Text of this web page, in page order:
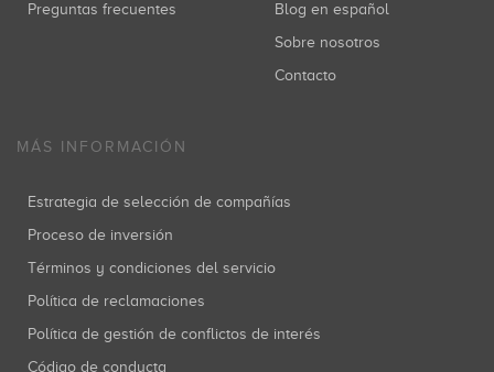
Preguntas frecuentes
Blog en español
Sobre nosotros
Contacto
MÁS INFORMACIÓN
Estrategia de selección de compañías
Proceso de inversión
Términos y condiciones del servicio
Política de reclamaciones
Política de gestión de conflictos de interés
Código de conducta